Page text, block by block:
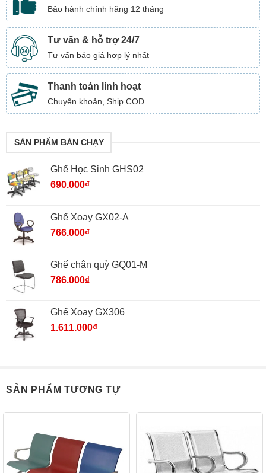
Bảo hành chính hãng 12 tháng
Tư vấn & hỗ trợ 24/7
Tư vấn báo giá hợp lý nhất
Thanh toán linh hoạt
Chuyển khoản, Ship COD
SẢN PHẨM BÁN CHẠY
Ghế Học Sinh GHS02
690.000₫
Ghế Xoay GX02-A
766.000₫
Ghế chân quỳ GQ01-M
786.000₫
Ghế Xoay GX306
1.611.000₫
SẢN PHẨM TƯƠNG TỰ